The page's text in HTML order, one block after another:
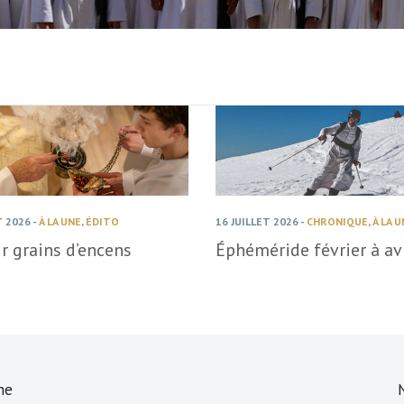
2026 - À LA UNE, ÉDITO
grains d’encens
16 JUILLET 2026 - CHRONIQUE,À LA
Éphéméride février à